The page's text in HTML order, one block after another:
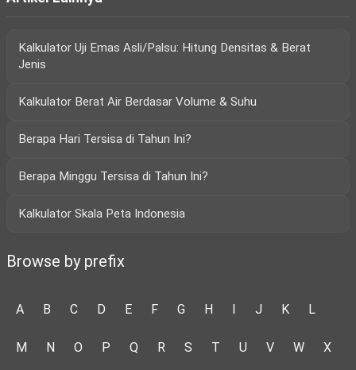
Kalkulator Uji Emas Asli/Palsu: Hitung Densitas & Berat
Jenis
Kalkulator Berat Air Berdasar Volume & Suhu
Berapa Hari Tersisa di Tahun Ini?
Berapa Minggu Tersisa di Tahun Ini?
Kalkulator Skala Peta Indonesia
Browse by prefix
A B C D E F G H I J K L
M N O P Q R S T U V W X